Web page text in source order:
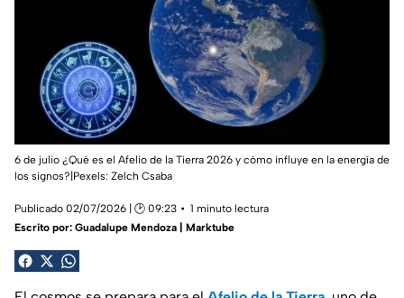
6 de julio ¿Qué es el Afelio de la Tierra 2026 y cómo influye en la energía de
los signos?|Pexels: Zelch Csaba
Publicado 02/07/2026 | 🕑 09:23
1 minuto lectura
Escrito por: Guadalupe Mendoza | Marktube